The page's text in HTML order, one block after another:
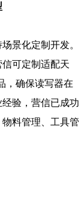
景化定制开发。
可定制适配天
，确保读写器在
验，营信已成功
料管理、工具管